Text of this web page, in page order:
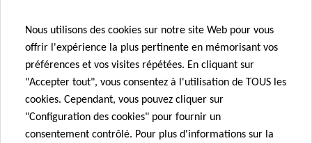
18 Déc 2017
AFR funding
prize for PhD
candidate Amy
Parrish
NextImmune –
Luxembourg’s
Doctoral
in
Immunosciences
Nous utilisons des cookies sur notre site Web pour vous
offrir l'expérience la plus pertinente en mémorisant vos
préférences et vos visites répétées. En cliquant sur
"Accepter tout", vous consentez à l'utilisation de TOUS les
cookies. Cependant, vous pouvez cliquer sur
"Configuration des cookies" pour fournir un
consentement contrôlé. Pour plus d'informations sur la